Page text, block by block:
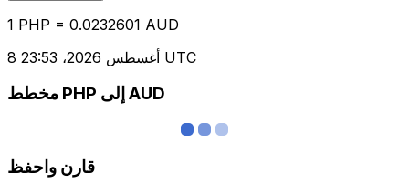
1 PHP = 0.0232601 AUD
8 أغسطس 2026، 23:53 UTC
مخطط PHP إلى AUD
قارن واحفظ